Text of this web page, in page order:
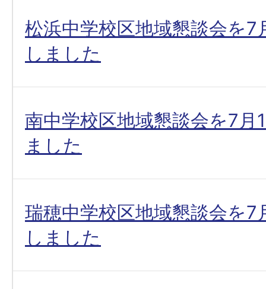
松浜中学校区地域懇談会を7
しました
南中学校区地域懇談会を7月
ました
瑞穂中学校区地域懇談会を7
しました